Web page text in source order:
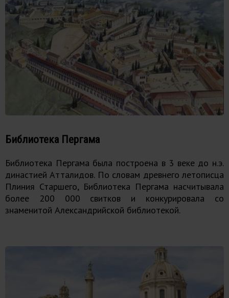
Библиотека Пергама
Библиотека Пергама была построена в 3 веке до н.э.
династией Атталидов. По словам древнего летописца
Плиния Старшего, Библиотека Пергама насчитывала
более 200 000 свитков и конкурировала со
знаменитой Александрийской библиотекой.